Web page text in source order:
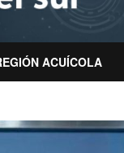
ACUÍCOLA